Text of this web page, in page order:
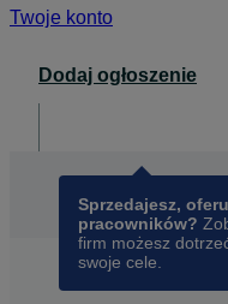
Twoje konto
Dodaj ogłoszenie
Sprzedajesz,
pracowników?
firm możesz
swoje cele.